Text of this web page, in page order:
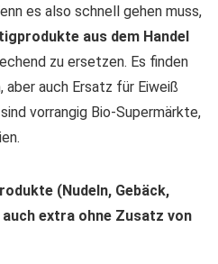
es also schnell gehen muss,
aus dem Handel
zu ersetzen. Es finden
auch Ersatz für Eiweiß
vorrangig Bio-Supermärkte,
(Nudeln, Gebäck,
extra ohne Zusatz von